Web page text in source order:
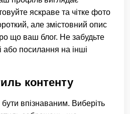
яскраве та чітке фото
але змістовний опис
що ваш блог. Не забудьте
або посилання на інші
контенту
впізнаваним. Виберіть